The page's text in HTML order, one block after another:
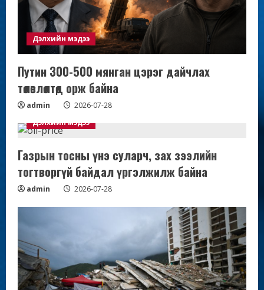
Дэлхийн мэдээ
Путин 300-500 мянган цэрэг дайчлах
төлөвлөлтөд орж байна
admin
2026-07-28
Дэлхийн мэдээ
Газрын тосны үнэ суларч, зах зээлийн
тогтворгүй байдал үргэлжилж байна
admin 2026-07-28